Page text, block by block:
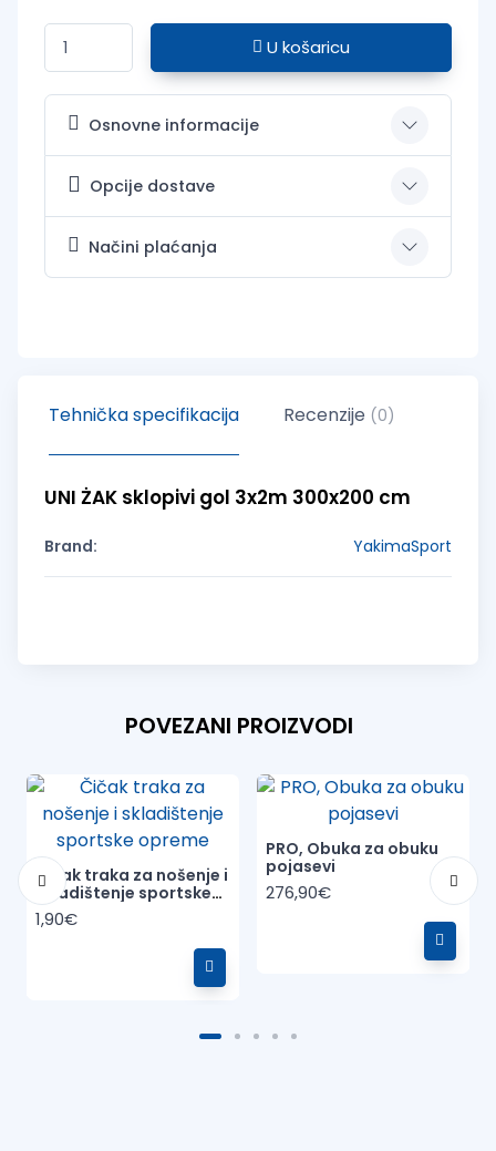
U košaricu
Osnovne informacije
Opcije dostave
Načini plaćanja
Tehnička specifikacija Recenzije (0)
UNI ŻAK sklopivi gol 3x2m 300x200 cm
Brand: YakimaSport
POVEZANI PROIZVODI
Čičak traka za nošenje i
skladištenje sportske
opreme
1,90€
PRO, Obuka za obuku
pojasevi
276,90€